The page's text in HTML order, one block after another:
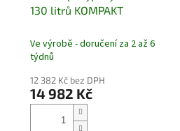
130 litrů KOMPAKT
Ve výrobě - doručení za 2 až 6
týdnů
12 382 Kč bez DPH
14 982 Kč